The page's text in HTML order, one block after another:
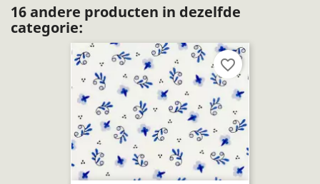
16 andere producten in dezelfde
categorie:
favorite_border